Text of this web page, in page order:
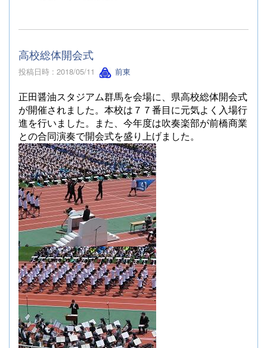
高校総体開会式
投稿日時 : 2018/05/11 前東
正田醤油スタジアム群馬を会場に、県高校総体開会式
が開催されました。本校は７７番目に元気よく入場行
進を行いました。また、今年度は吹奏楽部が前橋商業
との合同演奏で開会式を盛り上げました。